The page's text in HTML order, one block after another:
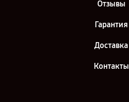
Отзывы
Гарантия
Доставка
Контакты